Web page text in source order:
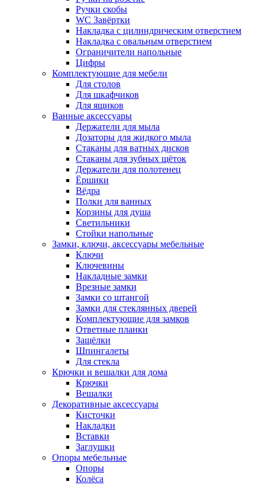
Ручки скобы
WC Завёртки
Накладка с цилиндрическим отверстием
Накладка с овальным отверстием
Ограничители напольные
Цифры
Комплектующие для мебели
Для столов
Для шкафчиков
Для ящиков
Ванные аксессуары
Держатели для мыла
Дозаторы для жидкого мыла
Стаканы для ватных дисков
Стаканы для зубных щёток
Держатели для полотенец
Ёршики
Вёдра
Полки для ванных
Корзины для душа
Светильники
Стойки напольные
Замки, ключи, аксессуары мебельные
Ключи
Ключевины
Накладные замки
Врезные замки
Замки со штангой
Замки для стеклянных дверей
Комплектующие для замков
Ответные планки
Защёлки
Шпингалеты
Для стекла
Крючки и вешалки для дома
Крючки
Вешалки
Декоративные аксессуары
Кисточки
Накладки
Вставки
Заглушки
Опоры мебельные
Опоры
Колёса